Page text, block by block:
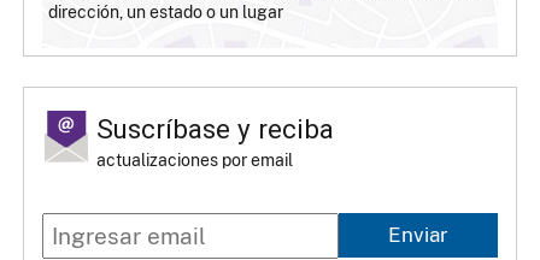
dirección, un estado o un lugar
Suscríbase y reciba
actualizaciones por email
Enviar